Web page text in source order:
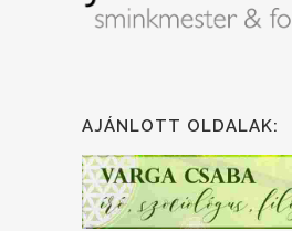
AJÁNLOTT OLDALAK: